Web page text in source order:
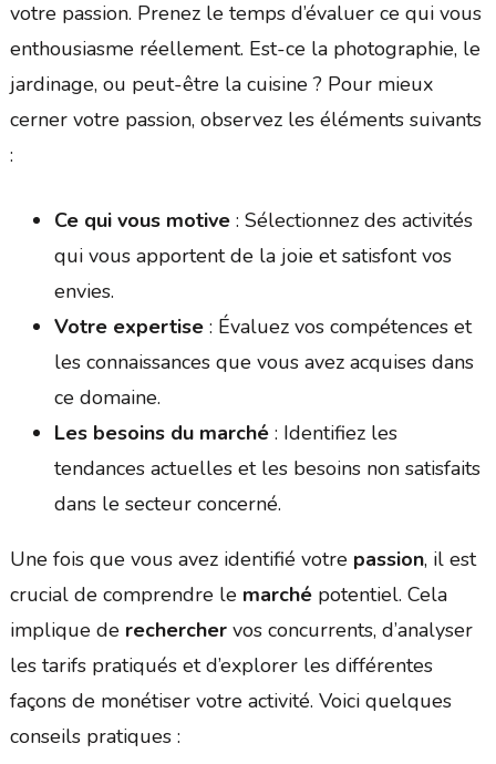
votre passion. Prenez le temps d’évaluer ce qui vous
enthousiasme réellement. Est-ce la photographie, le
jardinage, ou peut-être la cuisine ? Pour mieux
cerner votre passion, observez les éléments suivants
:
Ce qui vous motive: Sélectionnez des activités
qui vous apportent de la joie et satisfont vos
envies.
Votre expertise: Évaluez vos compétences et
les connaissances que vous avez acquises dans
ce domaine.
Les besoins du marché: Identifiez les
tendances actuelles et les besoins non satisfaits
dans le secteur concerné.
Une fois que vous avez identifié votre passion, il est
crucial de comprendre le marchépotentiel. Cela
implique de recherchervos concurrents, d’analyser
les tarifs pratiqués et d’explorer les différentes
façons de monétiser votre activité. Voici quelques
conseils pratiques :